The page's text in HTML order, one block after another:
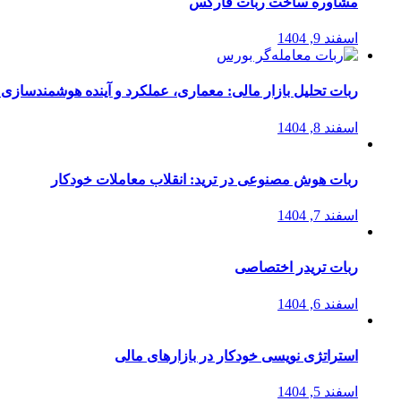
اسفند 9, 1404
ربات تحلیل بازار مالی: معماری، عملکرد و آینده
اسفند 8, 1404
ربات هوش مصنوعی در ترید: انقلاب معاملات خودکار
اسفند 7, 1404
ربات تریدر اختصاصی
اسفند 6, 1404
استراتژی‌ نویسی خودکار در بازارهای مالی
اسفند 5, 1404